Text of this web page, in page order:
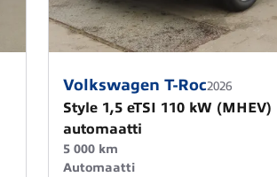
Volkswagen T-Roc2026
Style 1,5 eTSI 110 kW (MHEV)
automaatti
5 000 km
Automaatti